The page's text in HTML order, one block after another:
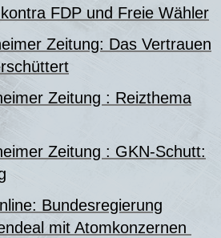
FDP und Freie Wähler
Zeitung: Das Vertrauen
Zeitung : Reizthema
Zeitung : GKN-Schutt:
Bundesregierung
mit Atomkonzernen